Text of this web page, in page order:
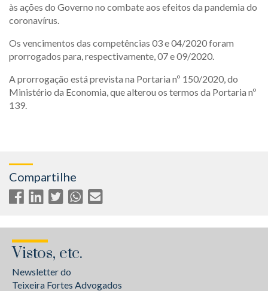
às ações do Governo no combate aos efeitos da pandemia do
coronavírus.
Os vencimentos das competências 03 e 04/2020 foram
prorrogados para, respectivamente, 07 e 09/2020.
A prorrogação está prevista na Portaria nº 150/2020, do
Ministério da Economia, que alterou os termos da Portaria nº
139.
Compartilhe
Vistos, etc.
Newsletter do
Teixeira Fortes Advogados